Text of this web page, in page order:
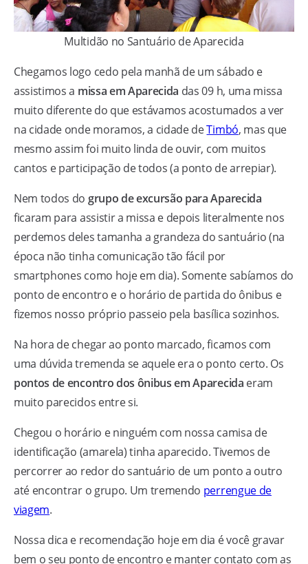
Multidão no Santuário de Aparecida
Chegamos logo cedo pela manhã de um sábado e
assistimos a missa em Aparecida das 09 h, uma missa
muito diferente do que estávamos acostumados a ver
na cidade onde moramos, a cidade deTimbó, mas que
mesmo assim foi muito linda de ouvir, com muitos
cantos e participação de todos (a ponto de arrepiar).
Nem todos do grupo de excursão para Aparecida
ficaram para assistir a missa e depois literalmente nos
perdemos deles tamanha a grandeza do santuário (na
época não tinha comunicação tão fácil por
smartphones como hoje em dia). Somente sabíamos do
ponto de encontro e o horário de partida do ônibus e
fizemos nosso próprio passeio pela basílica sozinhos.
Na hora de chegar ao ponto marcado, ficamos com
uma dúvida tremenda se aquele era o ponto certo. Os
pontos de encontro dos ônibus em Aparecida eram
muito parecidos entre si.
Chegou o horário e ninguém com nossa camisa de
identificação (amarela) tinha aparecido. Tivemos de
percorrer ao redor do santuário de um ponto a outro
até encontrar o grupo. Um tremendo perrengue de
viagem.
Nossa dica e recomendação hoje em dia é você gravar
bem o seu ponto de encontro e manter contato com as